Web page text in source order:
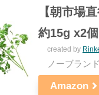
【朝市場
約15g x2個
created by
ノーブラン
Amazon